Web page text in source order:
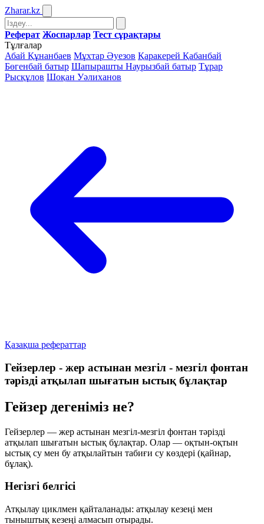
Zharar.kz
Реферат Жоспарлар Тест сұрақтары
Тұлғалар
Абай Құнанбаев Мұхтар Әуезов Қаракерей Қабанбай
Бөгенбай батыр Шапырашты Наурызбай батыр Тұрар
Рысқұлов Шоқан Уәлиханов
Қазақша рефераттар
Гейзерлер - жер астынан мезгіл - мезгіл фонтан
тәрізді атқылап шығатын ыстық бұлақтар
Гейзер дегеніміз не?
Гейзерлер — жер астынан мезгіл-мезгіл фонтан тәрізді
атқылап шығатын ыстық бұлақтар. Олар — оқтын-оқтын
ыстық су мен бу атқылайтын табиғи су көздері (қайнар,
бұлақ).
Негізгі белгісі
Атқылау циклмен қайталанады: атқылау кезеңі мен
тыныштық кезеңі алмасып отырады.